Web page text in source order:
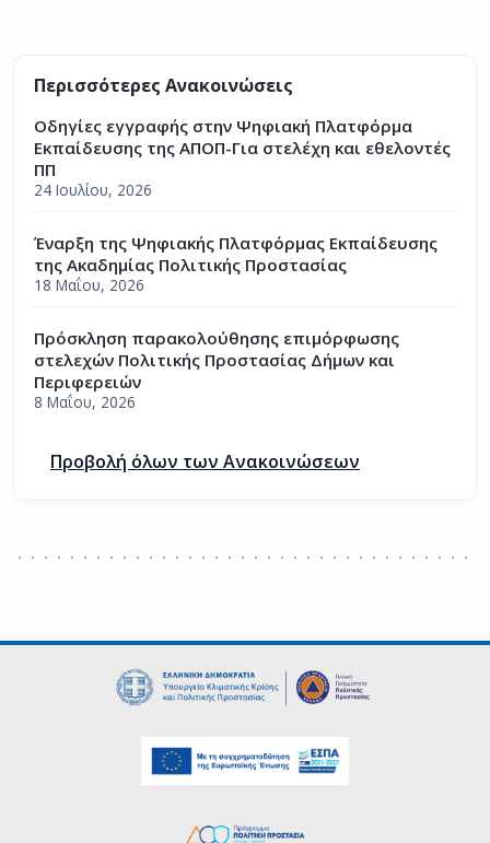
Περισσότερες Ανακοινώσεις
Οδηγίες εγγραφής στην Ψηφιακή Πλατφόρμα
Εκπαίδευσης της ΑΠΟΠ-Για στελέχη και εθελοντές
ΠΠ
24 Ιουλίου, 2026
Έναρξη της Ψηφιακής Πλατφόρμας Εκπαίδευσης
της Ακαδημίας Πολιτικής Προστασίας
18 Μαΐου, 2026
Πρόσκληση παρακολούθησης επιμόρφωσης
στελεχών Πολιτικής Προστασίας Δήμων και
Περιφερειών
8 Μαΐου, 2026
Προβολή όλων των Ανακοινώσεων